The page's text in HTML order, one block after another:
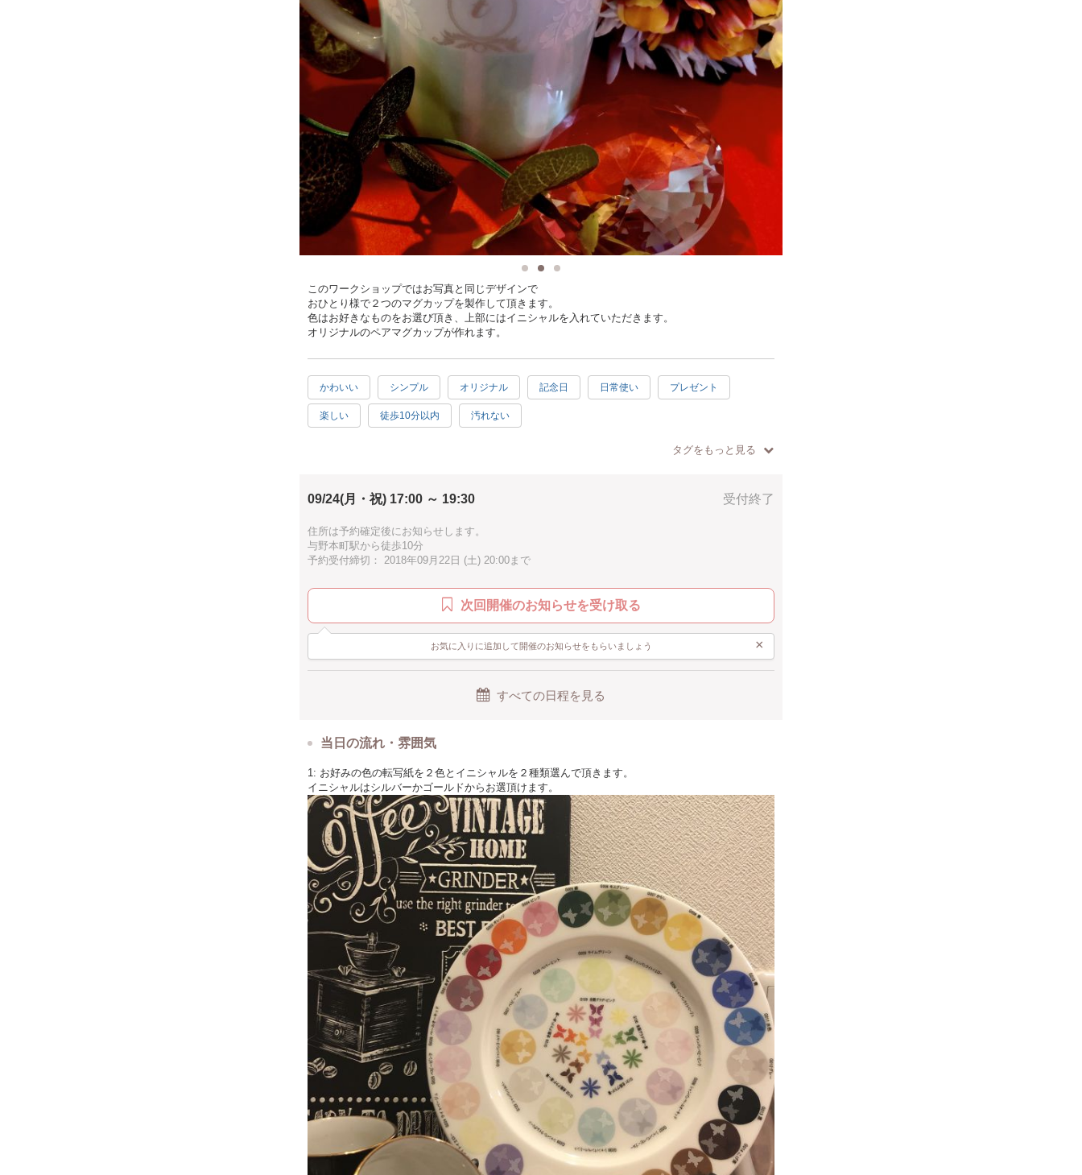
このワークショップではお写真と同じデザインで
おひとり様で２つのマグカップを製作して頂きます。
色はお好きなものをお選び頂き、上部にはイニシャルを入れていただきます。
オリジナルのペアマグカップが作れます。
かわいい シンプル オリジナル 記念日 日常使い プレゼント
楽しい 徒歩10分以内 汚れない
タグをもっと見る
受付終了
09/24(月・祝) 17:00 ～ 19:30
住所は予約確定後にお知らせします。
与野本町駅から徒歩10分
予約受付締切： 2018年09月22日 (土) 20:00まで
次回開催のお知らせを受け取る
お気に入りに追加して開催のお知らせをもらいましょう ×
すべての日程を見る
当日の流れ・雰囲気
1: お好みの色の転写紙を２色とイニシャルを２種類選んで頂きます。
イニシャルはシルバーかゴールドからお選頂けます。